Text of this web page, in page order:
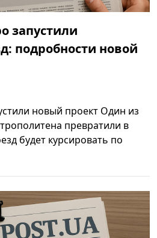
запустили
подробности новой
новый проект Один из
превратили в
будет курсировать по